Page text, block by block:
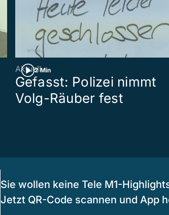
2 Min
Aktuell
Gefasst: Polizei nimmt
Volg-Räuber fest
Sie wollen keine Tele M1-
Jetzt QR-Code scannen und App